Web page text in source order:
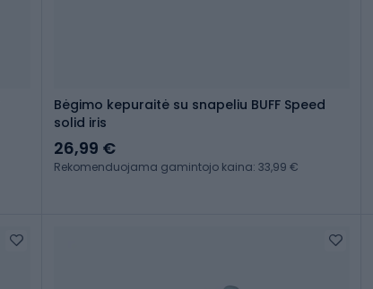
Bėgimo kepuraitė su snapeliu BUFF Speed
solid iris
26,99 €
Rekomenduojama gamintojo kaina: 33,99 €